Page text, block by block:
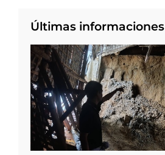
Últimas informaciones